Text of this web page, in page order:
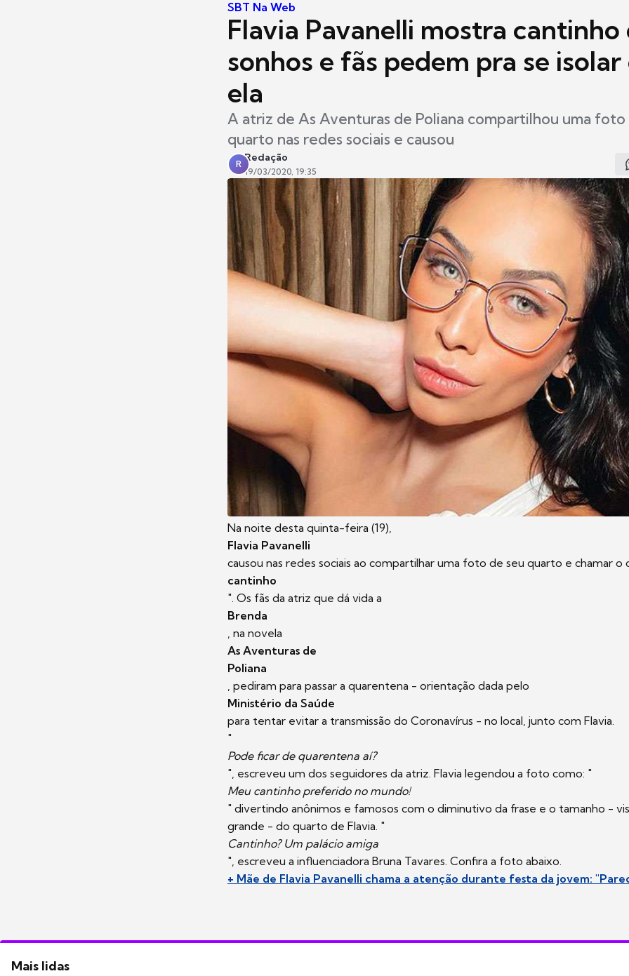
SBT Na Web
Flavia Pavanelli mostra cantinho
sonhos e fãs pedem pra se isolar
ela
A atriz de As Aventuras de Poliana compartilhou uma foto
quarto nas redes sociais e causou
R
Redação
19/03/2020, 19:35
Na noite desta quinta-feira (19),
Flavia Pavanelli
causou nas redes sociais ao compartilhar uma foto de seu quarto e chamar o
cantinho
". Os fãs da atriz que dá vida a
Brenda
, na novela
As Aventuras de
Poliana
, pediram para passar a quarentena - orientação dada pelo
Ministério da Saúde
para tentar evitar a transmissão do Coronavírus - no local, junto com Flavia.
"
Pode ficar de quarentena aí?
", escreveu um dos seguidores da atriz. Flavia legendou a foto como: "
Meu cantinho preferido no mundo!
" divertindo anônimos e famosos com o diminutivo da frase e o tamanho -
grande - do quarto de Flavia. "
Cantinho? Um palácio amiga
", escreveu a influenciadora Bruna Tavares. Confira a foto abaixo.
+ Mãe de Flavia Pavanelli chama a atenção durante festa da jovem:
Mais lidas